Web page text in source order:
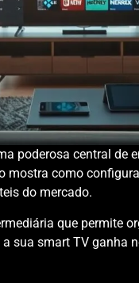
poderosa central de
mostra como
do mercado.
que permite
sua smart TV ganha